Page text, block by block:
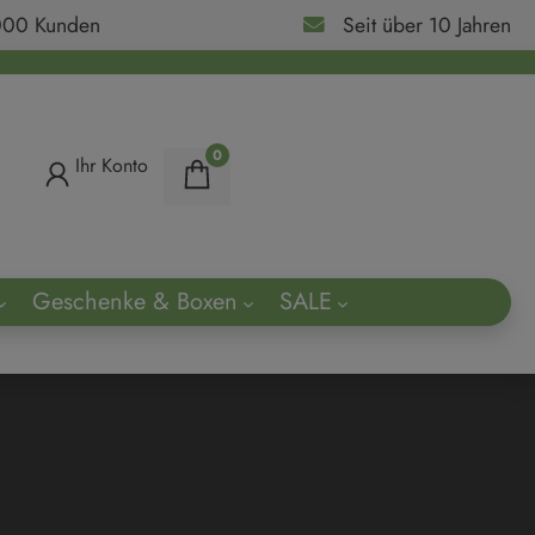
Kunden Seit über 10 Jahren
Ihr Konto 0
Geschenke & Boxen SALE